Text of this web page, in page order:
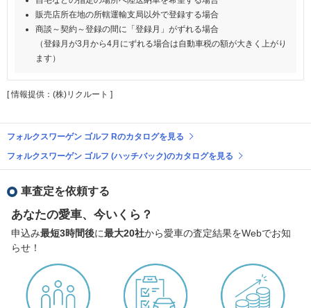
販売店所在地の所轄運輸支局以外で登録する場合
商談～契約～登録の間に「登録月」がずれる場合
（登録月が3月から4月にずれる場合は自動車税の額が大きく上がり
ます）
[ 情報提供：(株)リクルート ]
フォルクスワーゲン ゴルフ Rのカタログを見る
フォルクスワーゲン ゴルフ (ハッチバック)のカタログを見る
車査定を依頼する
あなたの愛車、今いくら？
申込み最短3時間後に最大20社から愛車の査定結果をWebでお知
らせ！